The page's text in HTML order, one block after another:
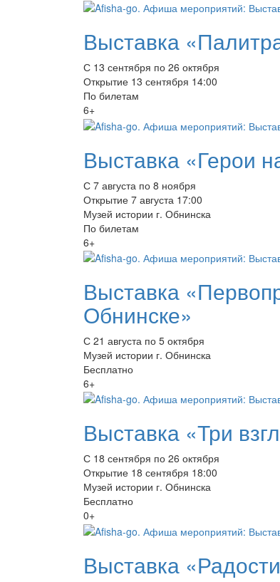
Выставка
С 13 сентября по 26 октября
Открытие 13 сентября 14:00
По билетам
6+
Выставка «Герои
С 7 августа по 8 ноября
Открытие 7 августа 17:00
Музей истории г. Обнинска
По билетам
6+
Выставка
Обнинске»
С 21 августа по 5 октября
Музей истории г. Обнинска
Бесплатно
6+
Выставка «Три
С 18 сентября по 26 октября
Открытие 18 сентября 18:00
Музей истории г. Обнинска
Бесплатно
0+
Выставка